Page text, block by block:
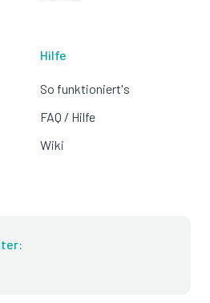
Hilfe
So funktioniert's
FAQ / Hilfe
Wiki